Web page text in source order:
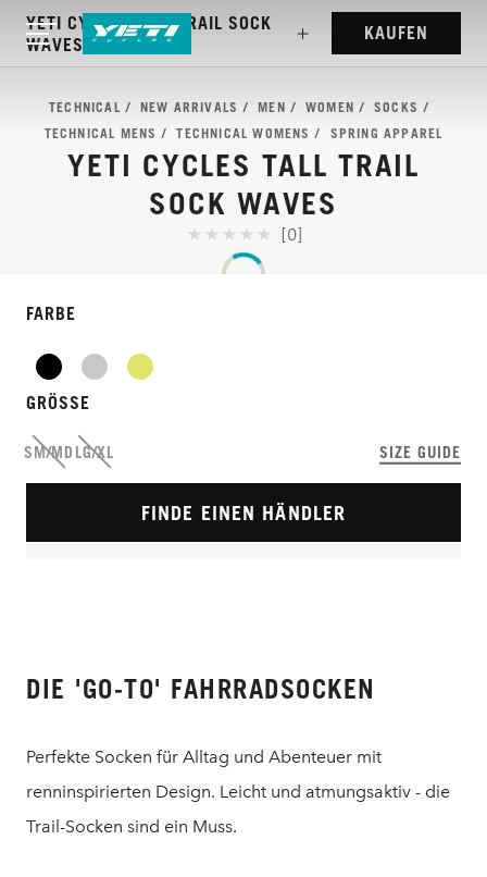
YETI CYCLES TALL TRAIL SOCK
WAVES
KAUFEN
TECHNICAL NEW ARRIVALS MEN WOMEN
SOCKS
TECHNICAL MENS
TECHNICAL WOMENS SPRING APPAREL
YETI CYCLES TALL TRAIL
SOCK WAVES
[0]
FARBE
GRÖSSE
SM/MD LG/XL SIZE GUIDE
FINDE EINEN HÄNDLER
DIE 'GO-TO' FAHRRADSOCKEN
Perfekte Socken für Alltag und Abenteuer mit
renninspirierten Design. Leicht und atmungsaktiv - die
Trail-Socken sind ein Muss.